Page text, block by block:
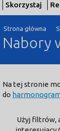
Skorzystaj
Strona główna
Nabory
Na tej stronie
do
Użyj filtrów,